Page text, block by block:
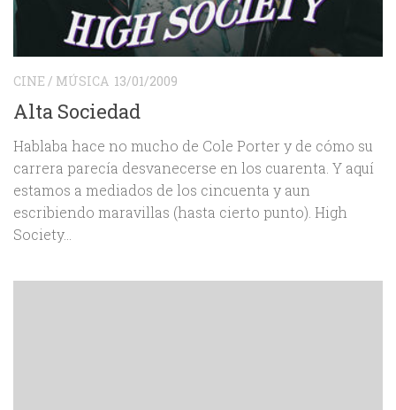
CINE / MÚSICA 13/01/2009
Alta Sociedad
Hablaba hace no mucho de Cole Porter y de cómo su
carrera parecía desvanecerse en los cuarenta. Y aquí
estamos a mediados de los cincuenta y aun
escribiendo maravillas (hasta cierto punto). High
Society...